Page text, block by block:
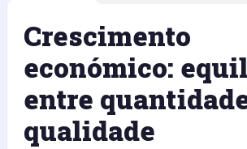
Crescimento
económico:
entre
qualidade